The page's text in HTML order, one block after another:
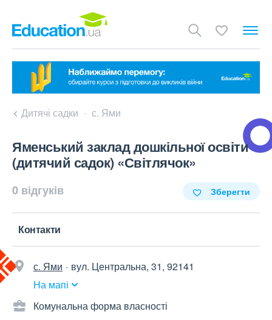
Дитячі садки с. Ями
Яменський заклад дошкільної освіти
(дитячий садок) «Світлячок»
0 відгуків Зберегти
Контакти
с. Ями
вул. Центральна, 31, 92141
На мапі
Комунальна форма власності